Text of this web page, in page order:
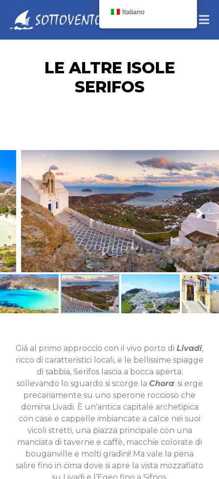
LE ALTRE ISOLE
SERIFOS
Giá al primo approccio con il vivo porto di Livadi,
ricco di caratteristici locali, e le bellissime spiagge
di sabbia, Serifos lascia a bocca aperta;
sollevando lo sguardo si scorge la Chora: si erge
precariamente su uno sperone roccioso che
domina Livadi. È un’antica capitale archetipica
con case e cappelle imbiancate a calce nei suoi
vicoli stretti, una piazza principale con una
manciata di taverne e caffè, macchie colorate di
bouganville e molti gradini! Ma vale la pena
salire fino in cima dove si apre la vista mozzafiato
Italiano